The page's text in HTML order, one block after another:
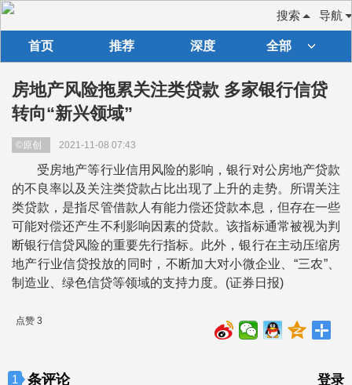
导航
搜索
首页 推荐 深度 全部
房地产风险拖累关注类贷款 多家银行信贷
转向“新兴领域”
©原创 2021-11-08 07:43
受房地产等行业信用风险的影响，银行对公房地产贷款
的不良率以及关注类贷款占比出现了上升的走势。所谓关注
类贷款，是指尽管借款人有能力偿还贷款本息，但存在一些
可能对偿还产生不利影响因素的贷款。该指标通常被视为判
断银行信贷风险的重要先行指标。此外，银行在主动压缩房
地产行业信贷投放的同时，不断加大对小微企业、“三农”、
制造业、绿色信贷等领域的支持力度。(证券日报)
点赞 3
1 条评论 登录